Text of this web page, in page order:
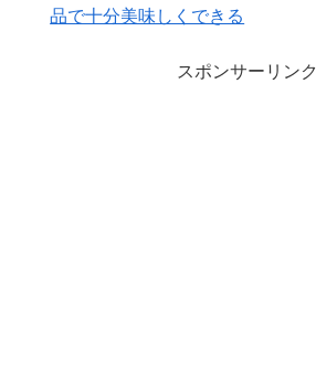
品で十分美味しくできる
スポンサーリンク